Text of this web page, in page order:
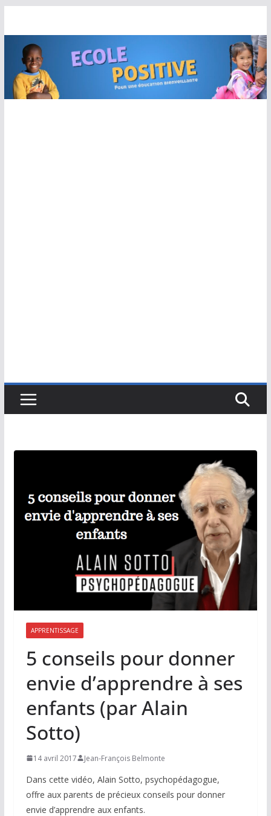
contenu
APPRENTISSAGE
5 conseils pour donner
envie d’apprendre à ses
enfants (par Alain
Sotto)
14 avril 2017 Jean-François Belmonte
Dans cette vidéo, Alain Sotto, psychopédagogue,
offre aux parents de précieux conseils pour donner
envie d’apprendre aux enfants.